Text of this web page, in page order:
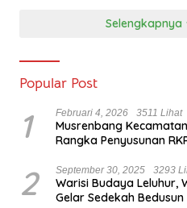
Selengkapnya
Popular Post
1 Februari 4, 2026 3511 Lihat
Musrenbang
Rangka Penyusunan
Strategis
2 September 30, 2025 3293
Warisi Budaya Leluhur,
Gelar Sedekah Bedusun